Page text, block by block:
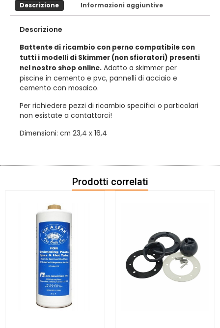
Descrizione Informazioni aggiuntive
Descrizione
Battente di ricambio con perno compatibile con
tutti i modelli di Skimmer (non sfioratori) presenti
nel nostro shop online. Adatto a skimmer per
piscine in cemento e pvc, pannelli di acciaio e
cemento con mosaico.
Per richiedere pezzi di ricambio specifici o particolari
non esistate a contattarci!
Dimensioni: cm 23,4 x 16,4
Prodotti correlati